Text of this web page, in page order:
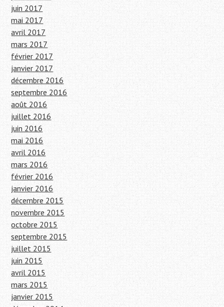
juin 2017
mai 2017
avril 2017
mars 2017
février 2017
janvier 2017
décembre 2016
septembre 2016
août 2016
juillet 2016
juin 2016
mai 2016
avril 2016
mars 2016
février 2016
janvier 2016
décembre 2015
novembre 2015
octobre 2015
septembre 2015
juillet 2015
juin 2015
avril 2015
mars 2015
janvier 2015